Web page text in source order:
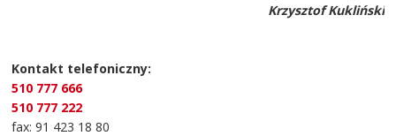
Krzysztof Kukliński
Kontakt telefoniczny:
510 777 666
510 777 222
fax: 91 423 18 80